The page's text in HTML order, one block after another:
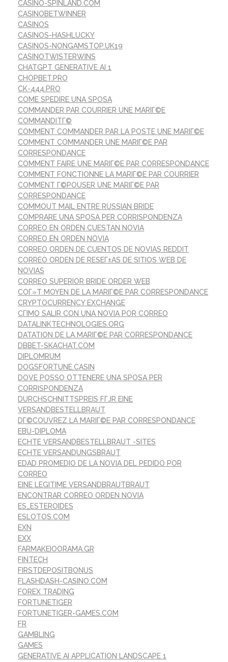
CASINO-SPINLAND.COM
CASINOBETWINNER
CASINOS
CASINOS-HASHLUCKY
CASINOS-NONGAMSTOP.UK19
CASINOTWISTERWINS
CHATGPT GENERATIVE AI 1
CHOPBET.PRO
CK-444.PRO
COME SPEDIRE UNA SPOSA
COMMANDER PAR COURRIER UNE MARIГ©E
COMMANDITГ©
COMMENT COMMANDER PAR LA POSTE UNE MARIГ©E
COMMENT COMMANDER UNE MARIГ©E PAR
CORRESPONDANCE
COMMENT FAIRE UNE MARIГ©E PAR CORRESPONDANCE
COMMENT FONCTIONNE LA MARIГ©E PAR COURRIER
COMMENT Г©POUSER UNE MARIГ©E PAR
CORRESPONDANCE
COMMOUT MAIL ENTRE RUSSIAN BRIDE
COMPRARE UNA SPOSA PER CORRISPONDENZA
CORREO EN ORDEN CUESTAN NOVIA
CORREO EN ORDEN NOVIA
CORREO ORDEN DE CUENTOS DE NOVIAS REDDIT
CORREO ORDEN DE RESEГ±AS DE SITIOS WEB DE
NOVIAS
CORREO SUPERIOR BRIDE ORDER WEB
COГ»T MOYEN DE LA MARIГ©E PAR CORRESPONDANCE
CRYPTOCURRENCY EXCHANGE
CГІMO SALIR CON UNA NOVIA POR CORREO
DATALINKTECHNOLOGIES.ORG
DATATION DE LA MARIГ©E PAR CORRESPONDANCE
DBBET-SKACHAT.COM
DIPLOMRUM
DOGSFORTUNE.CASIN
DOVE POSSO OTTENERE UNA SPOSA PER
CORRISPONDENZA
DURCHSCHNITTSPREIS FГЈR EINE
VERSANDBESTELLBRAUT
DГ©COUVREZ LA MARIГ©E PAR CORRESPONDANCE
EBU-DIPLOMA
ECHTE VERSANDBESTELLBRAUT -SITES
ECHTE VERSANDUNGSBRAUT
EDAD PROMEDIO DE LA NOVIA DEL PEDIDO POR
CORREO
EINE LEGITIME VERSANDBRAUTBRAUT
ENCONTRAR CORREO ORDEN NOVIA
ES_ESTEROIDES
ESLOTOS.COM
EXN
EXX
FARMAKEIOORAMA.GR
FINTECH
FIRSTDEPOSITBONUS
FLASHDASH-CASINO.COM
FOREX TRADING
FORTUNETIGER
FORTUNETIGER-GAMES.COM
FR
GAMBLING
GAMES
GENERATIVE AI APPLICATION LANDSCAPE 1